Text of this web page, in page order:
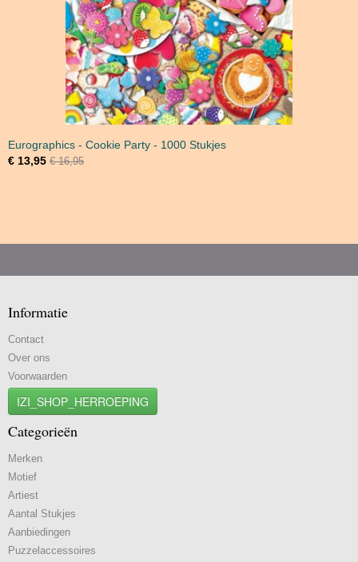
Eurographics - Cookie Party - 1000 Stukjes
€ 13,95 € 16,95
Informatie
Contact
Over ons
Voorwaarden
IZI_SHOP_HERROEPING
Categorieën
Merken
Motief
Artiest
Aantal Stukjes
Aanbiedingen
Puzzelaccessoires